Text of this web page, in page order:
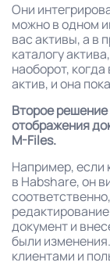
Они
можно в одном
вас активы, а в
каталогу
наоборот,
актив, и она
Второе
отображения
M-Files.
Например, если
в Habshare, он
документ и
были
клиентами и